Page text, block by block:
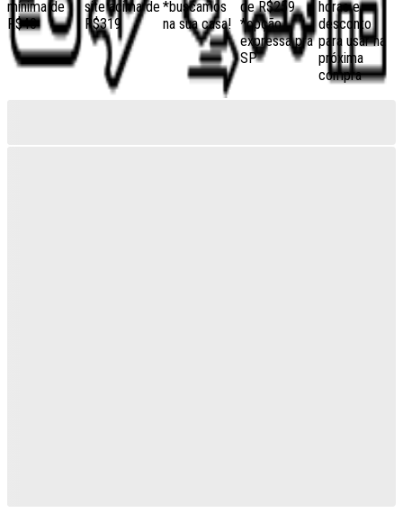
mínima de
R$40
site acima de
R$319
*buscamos
na sua casa!
de R$259
*opção
expressa pra
SP
horas e
desconto
para usar na
próxima
compra